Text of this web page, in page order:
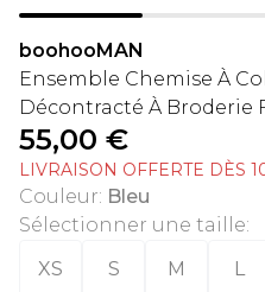
boohooMAN
Ensemble Chemise À
Décontracté À Broderie
55,00 €
LIVRAISON OFFERTE DÈS
Couleur: Bleu
Sélectionner une taille:
XS
S M L